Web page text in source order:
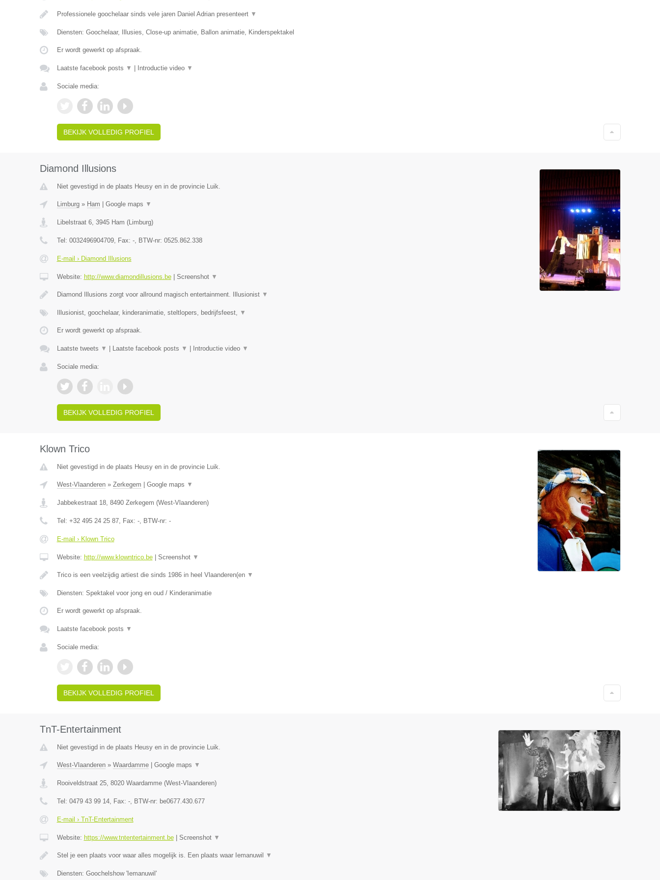
Professionele goochelaar sinds vele jaren Daniel Adrian presenteert ▼
Diensten: Goochelaar, Illusies, Close-up animatie, Ballon animatie, Kinderspektakel
Er wordt gewerkt op afspraak.
Laatste facebook posts ▼ Introductie video ▼
Sociale media:
BEKIJK VOLLEDIG PROFIEL
Diamond Illusions
Niet gevestigd in de plaats Heusy en in de provincie Luik.
Limburg» Ham Google maps ▼
Libelstraat 6, 3945 Ham (Limburg)
Tel: 0032496904709, Fax: -, BTW-nr: 0525.862.338
E-mail › Diamond Illusions
Website: http://www.diamondillusions.be| Screenshot ▼
Diamond Illusions zorgt voor allround magisch entertainment. Illusionist ▼
Illusionist, goochelaar, kinderanimatie, steltlopers, bedrijfsfeest, ▼
Er wordt gewerkt op afspraak.
Laatste tweets ▼ Laatste facebook posts ▼ Introductie video ▼
Sociale media:
BEKIJK VOLLEDIG PROFIEL
Klown Trico
Niet gevestigd in de plaats Heusy en in de provincie Luik.
West-Vlaanderen» Zerkegem Google maps ▼
Jabbekestraat 18, 8490 Zerkegem (West-Vlaanderen)
Tel: +32 495 24 25 87, Fax: -, BTW-nr: -
E-mail › Klown Trico
Website: http://www.klowntrico.be| Screenshot ▼
Trico is een veelzijdig artiest die sinds 1986 in heel Vlaanderen(en ▼
Diensten: Spektakel voor jong en oud / Kinderanimatie
Er wordt gewerkt op afspraak.
Laatste facebook posts ▼
Sociale media:
BEKIJK VOLLEDIG PROFIEL
TnT-Entertainment
Niet gevestigd in de plaats Heusy en in de provincie Luik.
West-Vlaanderen» Waardamme| Google maps ▼
Rooiveldstraat 25, 8020 Waardamme(West-Vlaanderen)
Tel: 0479 43 99 14, Fax: -, BTW-nr: be0677.430.677
E-mail › TnT-Entertainment
Website: https://www.tntentertainment.be| Screenshot ▼
Stel je een plaats voor waar alles mogelijk is. Een plaats waar Iemanuwil ▼
Diensten: Goochelshow 'Iemanuwil'